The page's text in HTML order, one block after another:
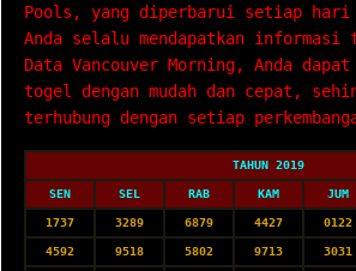
Pools, yang diperbarui setiap hari
Anda selalu mendapatkan
Data Vancouver Morning, Anda dapat
togel dengan mudah dan cepat,
terhubung dengan setiap
TAHUN 2019
SEN SEL RAB KAM JUM
1737 3289 6879 4427 0122
4592 9518 5802 9713 3031